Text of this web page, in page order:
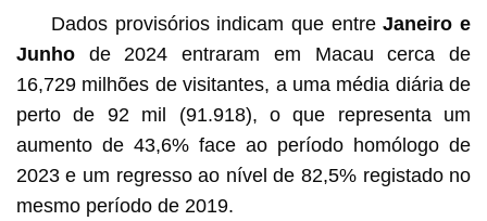
Dados provisórios indicam que entreJaneiro e
Junhode 2024 entraram em Macau cerca de
16,729 milhões de visitantes, a uma média diária de
perto de 92 mil (91.918), o que representa um
aumento de 43,6% face ao período homólogo de
2023 e um regresso ao nível de 82,5% registado no
mesmo período de 2019.